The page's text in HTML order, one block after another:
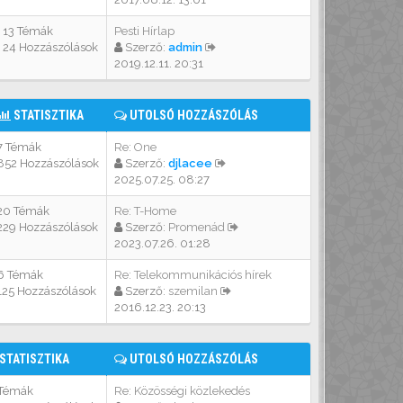
13 Témák
24 Hozzászólások
Pesti Hírlap
Szerző: admin
2019.12.11. 20:31
STATISZTIKA UTOLSÓ HOZZÁSZÓLÁS
Témák
Hozzászólások
Re: One
Szerző: djlacee
2025.07.25. 08:27
Témák
Hozzászólások
Re: T-Home
Szerző: Promenád
2023.07.26. 01:28
Témák
Hozzászólások
Re: Telekommunikációs hírek
Szerző: szemilan
2016.12.23. 20:13
UTOLSÓ HOZZÁSZÓLÁS
Re: Közösségi közlekedés